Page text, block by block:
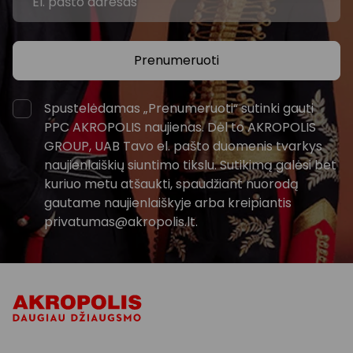
Prenumeruoti
Spustelėdamas „Prenumeruoti“ sutinki gauti
PPC AKROPOLIS naujienas. Dėl to AKROPOLIS
GROUP, UAB Tavo el. pašto duomenis tvarkys
naujienlaiškių siuntimo tikslu. Sutikimą galėsi bet
kuriuo metu atšaukti, spaudžiant nuorodą
gautame naujienlaiškyje arba kreipiantis
privatumas@akropolis.lt.